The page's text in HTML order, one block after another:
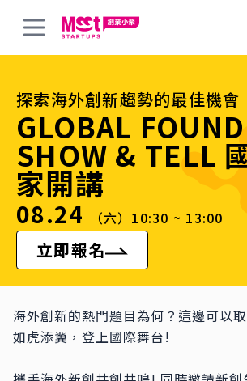
探索海外創新趨勢的最佳機會
GLOBAL
SHOW & TELL
家開講
08.24 （六） 10:30 ~ 13:00
立即報名
海外創新的熱門題目為何？這邊可以
如虎添翼，登上國際舞台!